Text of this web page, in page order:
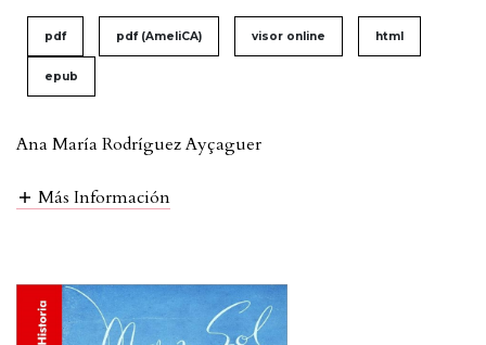
pdf pdf (AmeliCA) visor online html
epub
Ana María Rodríguez Ayçaguer
Más Información